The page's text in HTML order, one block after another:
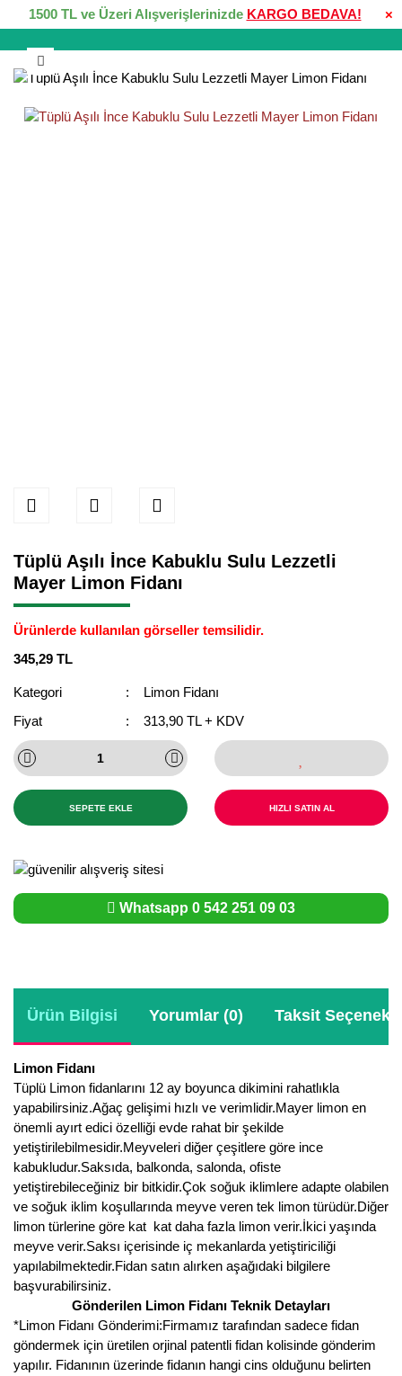
×
1500 TL ve Üzeri Alışverişlerinizde KARGO BEDAVA!
Tüplü Aşılı İnce Kabuklu Sulu Lezzetli
Mayer Limon Fidanı
Ürünlerde kullanılan görseller temsilidir.
345,29 TL
Kategori
Limon Fidanı
Fiyat
313,90 TL + KDV
SEPETE EKLE HIZLI SATIN AL
Whatsapp 0 542 251 09 03
Ürün Bilgisi Yorumlar (0) Taksit
Limon Fidanı
Tüplü Limon fidanlarını 12 ay boyunca dikimini rahatlıkla
yapabilirsiniz.Ağaç gelişimi hızlı ve verimlidir.Mayer limon en
önemli ayırt edici özelliği evde rahat bir şekilde
yetiştirilebilmesidir.Meyveleri diğer çeşitlere göre ince
kabukludur.Saksıda, balkonda, salonda, ofiste
yetiştirebileceğiniz bir bitkidir.Çok soğuk iklimlere adapte olabilen
ve soğuk iklim koşullarında meyve veren tek limon türüdür.Diğer
limon türlerine göre kat kat daha fazla limon verir.İkici yaşında
meyve verir.Saksı içerisinde iç mekanlarda yetiştiriciliği
yapılabilmektedir.Fidan satın alırken aşağıdaki bilgilere
başvurabilirsiniz.
Gönderilen Limon Fidanı Teknik Detayları
*Limon Fidanı Gönderimi:Firmamız tarafından sadece fidan
göndermek için üretilen orjinal patentli fidan kolisinde gönderim
yapılır. Fidanının üzerinde fidanın hangi cins olduğunu belirten